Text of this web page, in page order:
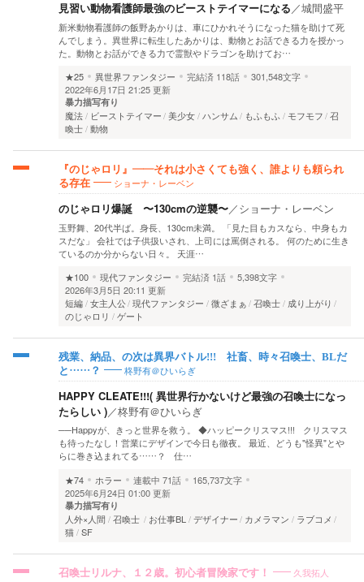
見習い動物看護師最強のビーストテイマーになる／城間盛平
新米動物看護師の飯野あかりは、車にひかれそうになった猫を助けて死
んでしまう。異世界に転生したあかりは、動物とお話できる力を授かっ
た。動物とお話ができる力で霊獣やドラゴンを助けてお…
★25
異世界ファンタジー 完結済 118話
301,548文字
2022年6月17日 21:25 更新
暴力描写有り
魔法 ビーストテイマー 美少女 ハンサム もふもふ モフモフ 召
喚士 動物
『のじゃロリ』——それは小さくても強く、誰よりも頼られ
る存在
ショーナ・レーベン
のじゃロリ爆誕 〜130cmの逆襲〜／ショーナ・レーベン
玉野舞、20代半ば。身長、130cm未満。 「見た目もカスなら、中身もカ
スだな」 会社では子供扱いされ、上司には罵倒される。 何のために生き
ているのか分からない日々。 天涯…
★100
現代ファンタジー 完結済 1話
5,398文字
2026年3月5日 20:11 更新
短編 女主人公 現代ファンタジー 微ざまぁ 召喚士
成り上がり
のじゃロリ
ゲート
残業、納品、の次は異界バトル!!! 社畜、時々召喚士、BLだ
と……？
柊野有＠ひいらぎ
HAPPY CLEATE!!!( 異世界行かないけど最強の召喚士になっ
たらしい )／柊野有＠ひいらぎ
──Happyが、きっと世界を救う。 ◆ハッピークリスマス!!! クリスマス
も待ったなし！営業にデザインで今日も徹夜。 最近、どうも"怪異"とや
らに巻き込まれてる……？ 仕…
★74
ホラー 連載中 71話
165,737文字
2025年6月24日 01:00 更新
暴力描写有り
人外×人間 召喚士 お仕事BL デザイナー カメラマン
ラブコメ
猫 SF
召喚士リルナ、１２歳。初心者冒険家です！ 久我拓人